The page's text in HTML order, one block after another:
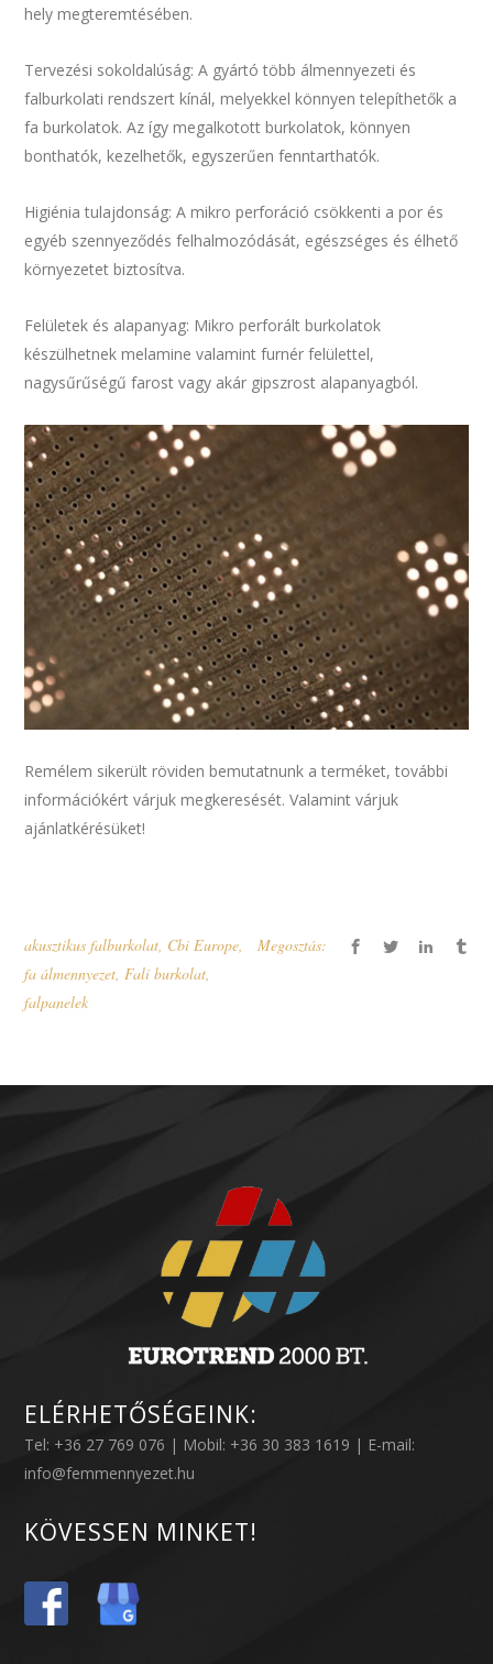
hely megteremtésében.
Tervezési sokoldalúság: A gyártó több álmennyezeti és
falburkolati rendszert kínál, melyekkel könnyen telepíthetők a
fa burkolatok. Az így megalkotott burkolatok, könnyen
bonthatók, kezelhetők, egyszerűen fenntarthatók.
Higiénia tulajdonság: A mikro perforáció csökkenti a por és
egyéb szennyeződés felhalmozódását, egészséges és élhető
környezetet biztosítva.
Felületek és alapanyag: Mikro perforált burkolatok
készülhetnek melamine valamint furnér felülettel,
nagysűrűségű farost vagy akár gipszrost alapanyagból.
Remélem sikerült röviden bemutatnunk a terméket, további
információkért várjuk megkeresését. Valamint várjuk
ajánlatkérésüket!
akusztikus falburkolat, Cbi Europe,
fa álmennyezet,Fali burkolat,
falpanelek
Megosztás:
ELÉRHETŐSÉGEINK:
Tel: +36 27 769 076 | Mobil: +36 30 383 1619 | E-mail:
info@femmennyezet.hu
KÖVESSEN MINKET!